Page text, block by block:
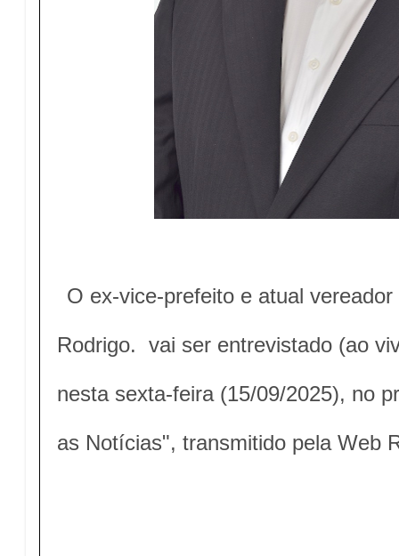
O ex-vice-prefeito e atual
Rodrigo. vai ser entrevistado (ao
nesta sexta-feira (15/09/2025), no
as Notícias", transmitido pela Web